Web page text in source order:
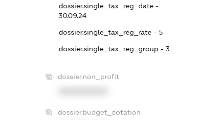
dossier.single_tax_reg_date -
30.09.24
dossier.single_tax_reg_rate - 5
dossier.single_tax_reg_group - 3
dossier.non_profit
dossier.budget_dotation